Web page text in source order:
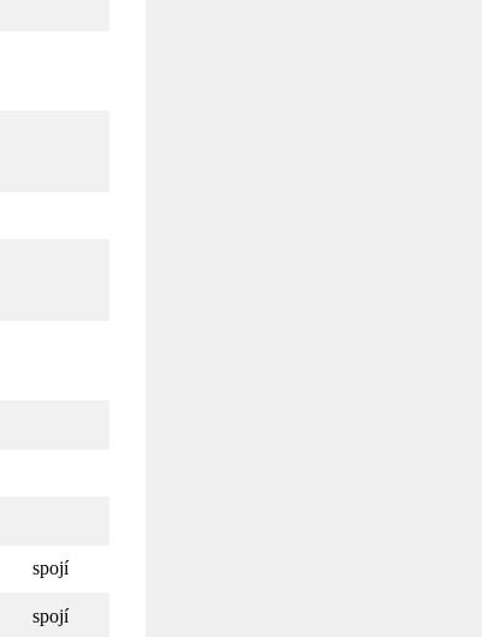
spojí
spojí